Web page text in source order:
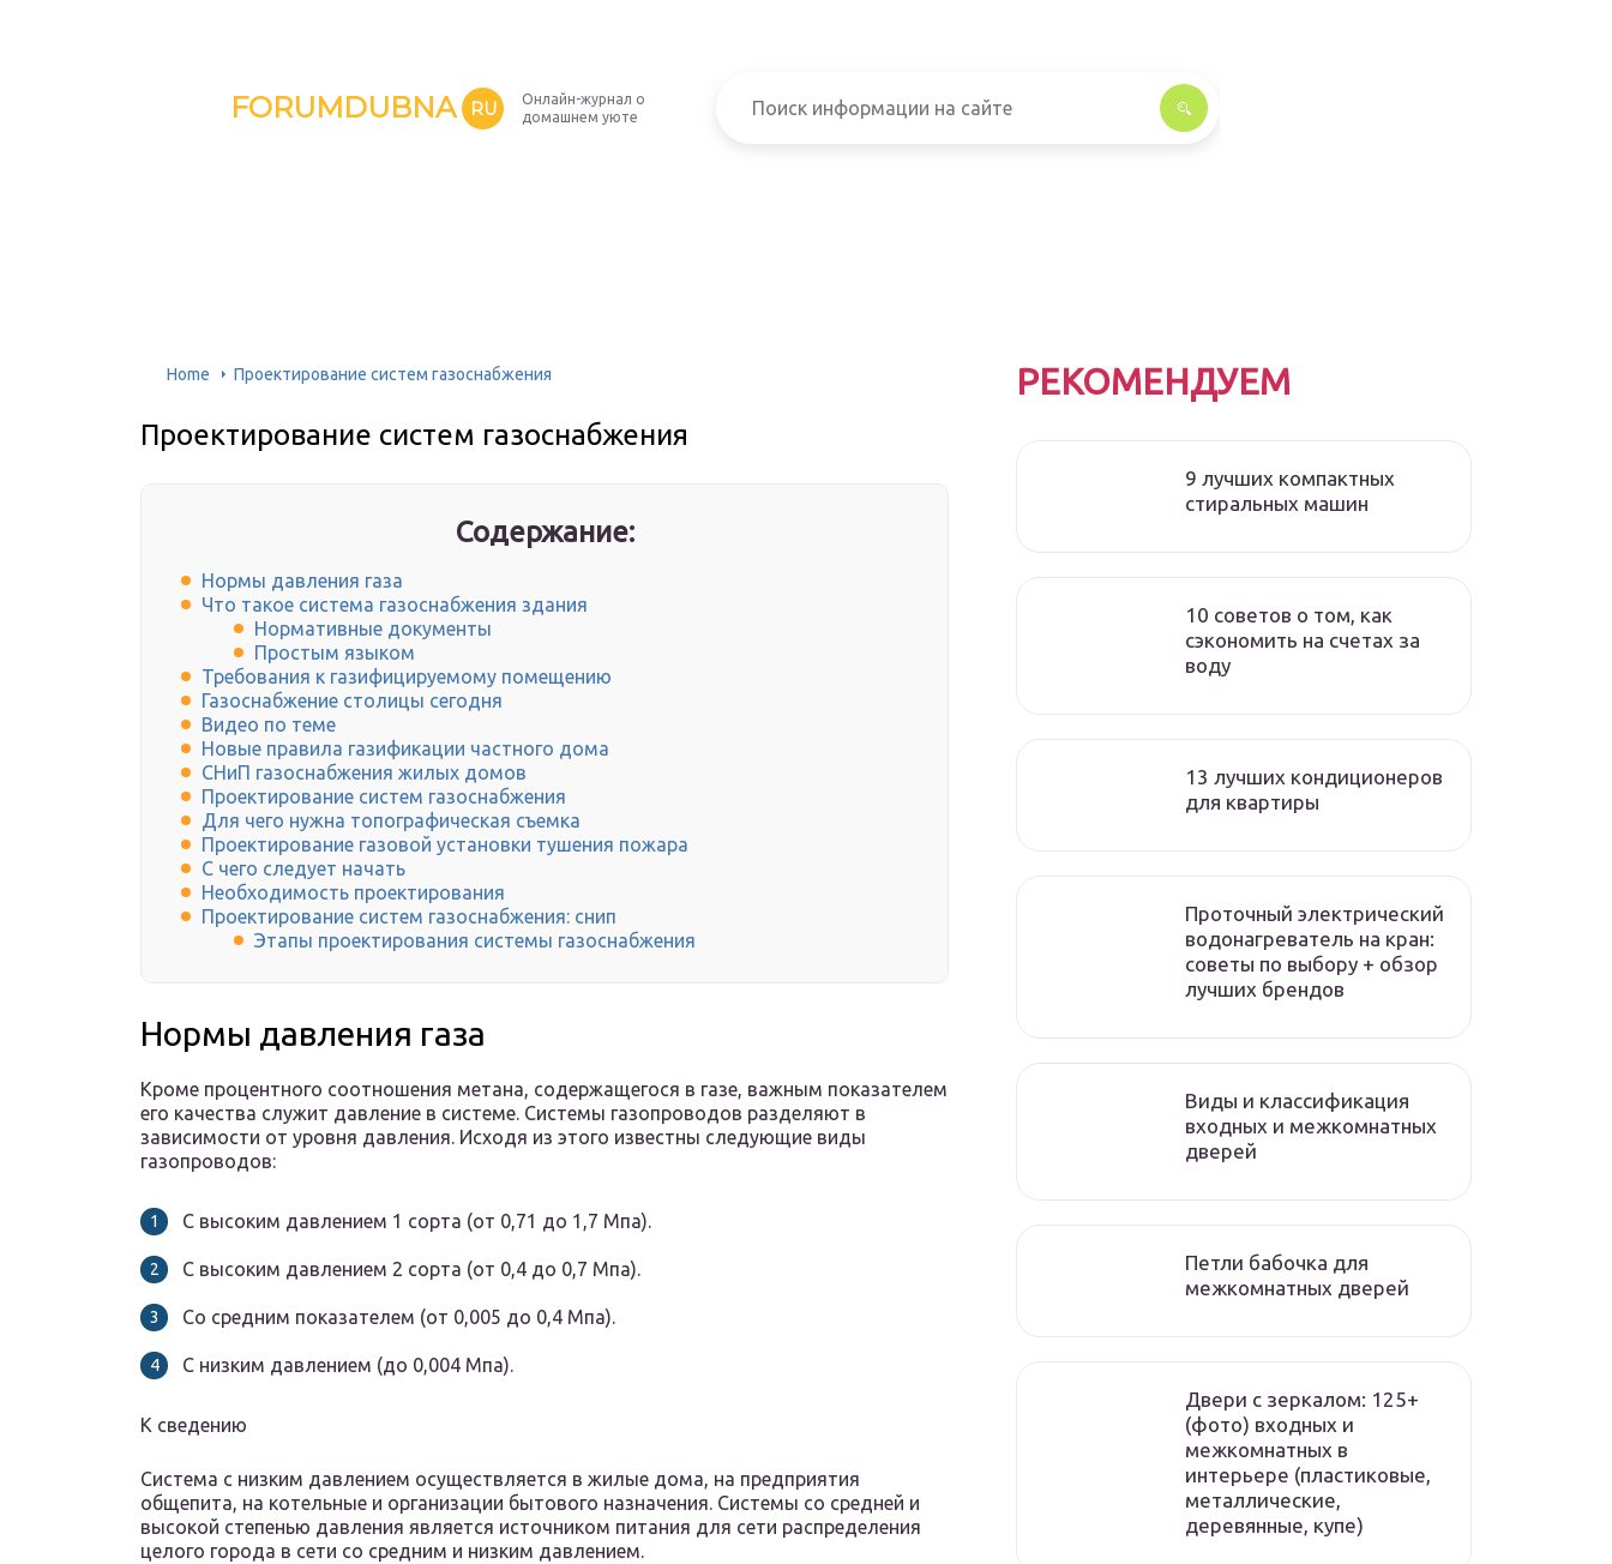
FORUMDUBNA RU
Онлайн-журнал о
домашнем уюте
Home Проектирование систем газоснабжения
Проектирование систем газоснабжения
Содержание:
Нормы давления газа
Что такое система газоснабжения здания
Нормативные документы
Простым языком
Требования к газифицируемому помещению
Газоснабжение столицы сегодня
Видео по теме
Новые правила газификации частного дома
СНиП газоснабжения жилых домов
Проектирование систем газоснабжения
Для чего нужна топографическая съемка
Проектирование газовой установки тушения пожара
С чего следует начать
Необходимость проектирования
Проектирование систем газоснабжения: снип
Этапы проектирования системы газоснабжения
Нормы давления газа
Кроме процентного соотношения метана, содержащегося в газе, важным показателем
его качества служит давление в системе. Системы газопроводов разделяют в
зависимости от уровня давления. Исходя из этого известны следующие виды
газопроводов:
С высоким давлением 1 сорта (от 0,71 до 1,7 Мпа).
С высоким давлением 2 сорта (от 0,4 до 0,7 Мпа).
Со средним показателем (от 0,005 до 0,4 Мпа).
С низким давлением (до 0,004 Мпа).
К сведению
Система с низким давлением осуществляется в жилые дома, на предприятия
общепита, на котельные и организации бытового назначения. Системы со средней и
высокой степенью давления является источником питания для сети распределения
целого города в сети со средним и низким давлением.
РЕКОМЕНДУЕМ
9 лучших компактных
стиральных машин
10 советов о том, как
сэкономить на счетах за
воду
13 лучших кондиционеров
для квартиры
Проточный электрический
водонагреватель на кран:
советы по выбору + обзор
лучших брендов
Виды и классификация
входных и межкомнатных
дверей
Петли бабочка для
межкомнатных дверей
Двери с зеркалом: 125+
(фото) входных и
межкомнатных в
интерьере (пластиковые,
металлические,
деревянные, купе)